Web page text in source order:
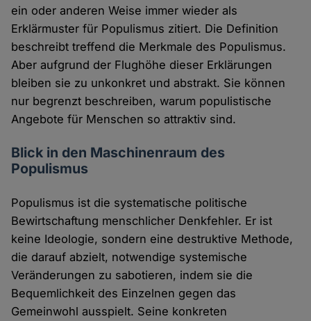
ein oder anderen Weise immer wieder als
Erklärmuster für Populismus zitiert. Die Definition
beschreibt treffend die Merkmale des Populismus.
Aber aufgrund der Flughöhe dieser Erklärungen
bleiben sie zu unkonkret und abstrakt. Sie können
nur begrenzt beschreiben, warum populistische
Angebote für Menschen so attraktiv sind.
Blick in den Maschinenraum des
Populismus
Populismus ist die systematische politische
Bewirtschaftung menschlicher Denkfehler. Er ist
keine Ideologie, sondern eine destruktive Methode,
die darauf abzielt, notwendige systemische
Veränderungen zu sabotieren, indem sie die
Bequemlichkeit des Einzelnen gegen das
Gemeinwohl ausspielt. Seine konkreten